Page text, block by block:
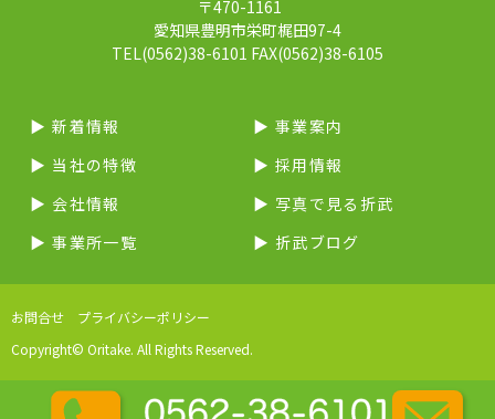
〒470-1161
愛知県豊明市栄町梶田97-4
TEL(0562)38-6101 FAX(0562)38-6105
▶︎ 新着情報
▶︎ 当社の特徴
▶︎ 会社情報
▶︎ 事業所一覧
▶︎ 事業案内
▶︎ 採用情報
▶︎ 写真で見る折武
▶︎ 折武ブログ
お問合せ
プライバシーポリシー
Copyright© Oritake. All Rights Reserved.